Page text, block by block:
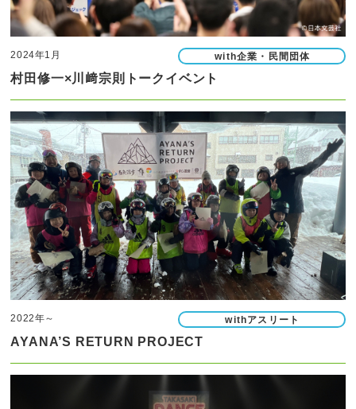
2024年1月 with企業・民間団体
村田修一×川﨑宗則トークイベント
2022年～ withアスリート
AYANA’S RETURN PROJECT